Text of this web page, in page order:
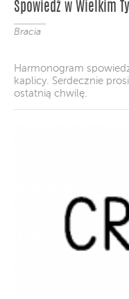
Spowiedź w Wielkim
Bracia
Harmonogram
kaplicy. Serdecznie
ostatnią chwilę.